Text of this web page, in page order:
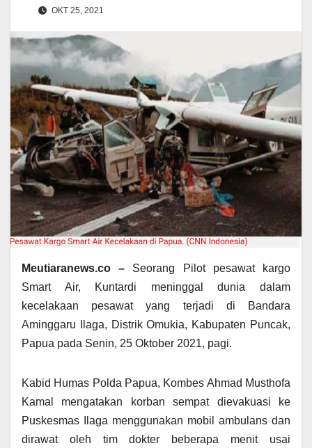
OKT 25, 2021
Meutiaranews.co – Seorang Pilot pesawat kargo
Smart Air, Kuntardi meninggal dunia dalam
kecelakaan pesawat yang terjadi di Bandara
Aminggaru Ilaga, Distrik Omukia, Kabupaten Puncak,
Papua pada Senin, 25 Oktober 2021, pagi.
Kabid Humas Polda Papua, Kombes Ahmad Musthofa
Kamal mengatakan korban sempat dievakuasi ke
Puskesmas Ilaga menggunakan mobil ambulans dan
dirawat oleh tim dokter beberapa menit usai